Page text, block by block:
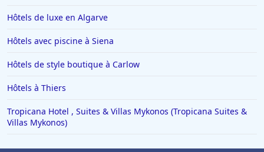
Hôtels de luxe en Algarve
Hôtels avec piscine à Siena
Hôtels de style boutique à Carlow
Hôtels à Thiers
Tropicana Hotel , Suites & Villas Mykonos (Tropicana Suites &
Villas Mykonos)